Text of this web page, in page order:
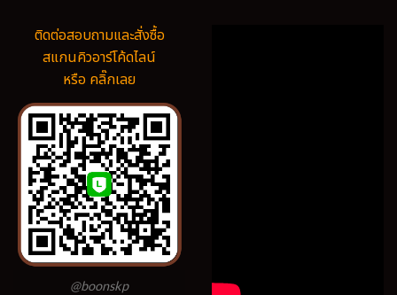
ติดต่อสอบถามและสั่งซื้อ
สแกนคิวอาร์โค้ดไลน์
หรือ คลิ๊กเลย
@boonskp